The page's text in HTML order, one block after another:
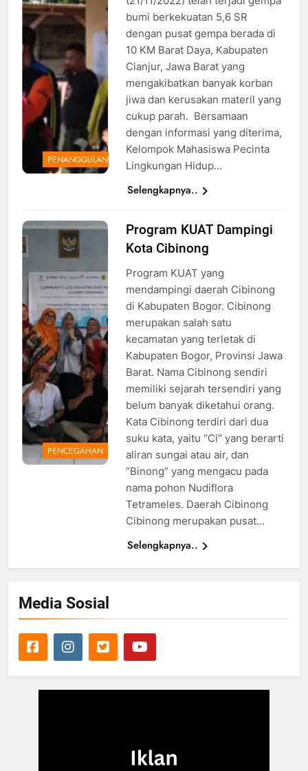
UIN
PENANGGULANGAN
bumi berkekuatan 5,6 SR
dengan pusat gempa berada di
10 KM Barat Daya, Kabupaten
Cianjur, Jawa Barat yang
mengakibatkan banyak korban
jiwa dan kerusakan materil yang
cukup parah. Bersamaan
dengan informasi yang diterima,
Kelompok Mahasiswa Pecinta
Lingkungan Hidup…
Selengkapnya..
Peserta
Program
Sumber:
Santi Ariska
PENCEGAHAN
Program KUAT Dampingi
Kota Cibinong
Program KUAT yang
mendampingi daerah Cibinong
di Kabupaten Bogor. Cibinong
merupakan salah satu
kecamatan yang terletak di
Kabupaten Bogor, Provinsi Jawa
Barat. Nama Cibinong sendiri
memiliki sejarah tersendiri yang
belum banyak diketahui orang.
Kata Cibinong terdiri dari dua
suku kata, yaitu “Ci” yang berarti
aliran sungai atau air, dan
“Binong” yang mengacu pada
nama pohon Nudiflora
Tetrameles. Daerah Cibinong
Cibinong merupakan pusat…
Selengkapnya..
Media Sosial